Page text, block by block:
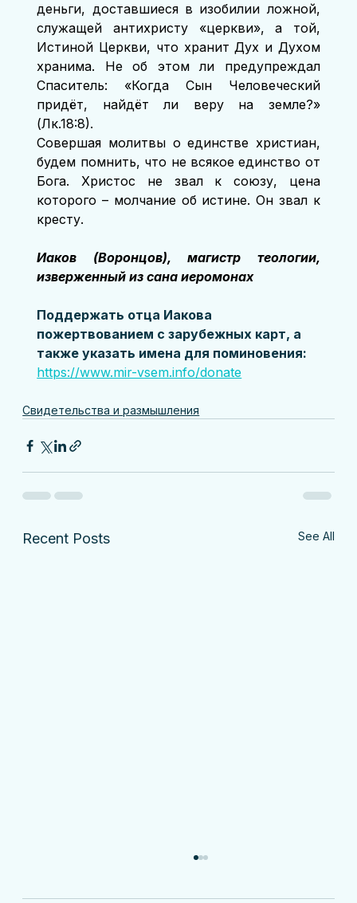
деньги, доставшиеся в изобилии ложной,
служащей антихристу «церкви», а той,
Истиной Церкви, что хранит Дух и Духом
хранима. Не об этом ли предупреждал
Спаситель: «Когда Сын Человеческий
придёт, найдёт ли веру на земле?»
(Лк.18:8).
Совершая молитвы о единстве христиан,
будем помнить, что не всякое единство от
Бога. Христос не звал к союзу, цена
которого – молчание об истине. Он звал к
кресту.
Иаков (Воронцов), магистр теологии,
изверженный из сана иеромонах
Поддержать отца Иакова
пожертвованием с зарубежных карт, а
также указать имена для поминовения:
https://www.mir-vsem.info/donate
Свидетельства и размышления
Recent Posts See All